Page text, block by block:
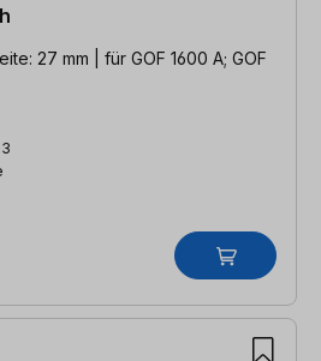
27 mm | für GOF 1600 A; GOF